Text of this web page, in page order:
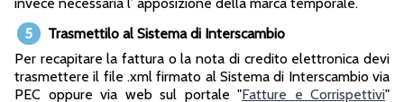
5
Trasmettilo al Sistema di Interscambio
Per recapitare la fattura o la nota di credito elettronica devi
trasmettere il file .xml firmato al Sistema di Interscambio via
PEC oppure via web sul portale "Fatture e Corrispettivi"